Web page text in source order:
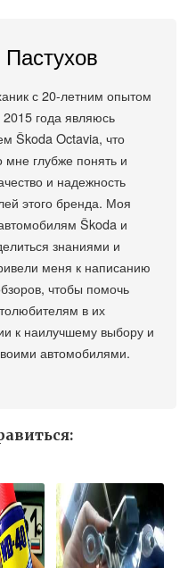
с 20-летним опытом
года являюсь
Škoda Octavia, что
мне глубже понять и
и надежность
этого бренда. Моя
Škoda и
знаниями и
меня к написанию
чтобы помочь
в их
к наилучшему выбору и
автомобилями.